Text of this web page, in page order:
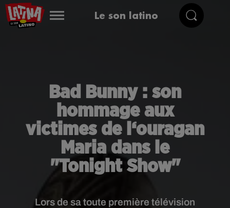
Le son latino
Bad Bunny : son
hommage aux
victimes de l‘ouragan
Maria dans le
"Tonight Show"
Lors de sa toute première télévision